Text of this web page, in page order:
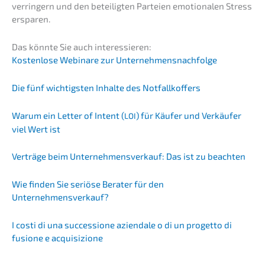
verrin­gern und den betei­lig­ten Partei­en emotio­na­len Stress
ersparen.
Das könnte Sie auch interessieren:
Kosten­lo­se Webina­re zur Unternehmensnachfolge
Die fünf wichtigs­ten Inhal­te des Notfallkoffers
Warum ein Letter of Intent (LOI) für Käufer und Verkäu­fer
viel Wert ist
Verträ­ge beim Unter­nehmens­verkauf: Das ist zu beachten
Wie finden Sie seriö­se Berater für den
Unternehmensverkauf?
I costi di una succes­sio­ne aziend­a­le o di un proget­to di
fusio­ne e acquisizione